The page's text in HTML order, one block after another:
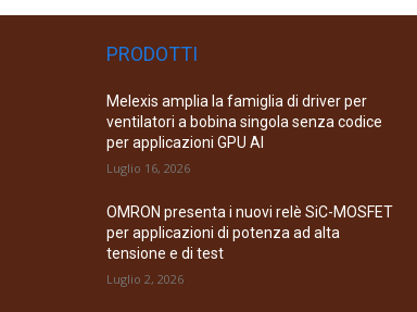
PRODOTTI
Melexis amplia la famiglia di driver per
ventilatori a bobina singola senza codice
per applicazioni GPU AI
Luglio 16, 2026
OMRON presenta i nuovi relè SiC-MOSFET
per applicazioni di potenza ad alta
tensione e di test
Luglio 2, 2026